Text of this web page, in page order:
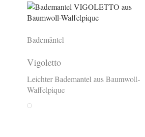
Bademäntel
Vigoletto
Leichter Bademantel aus Baumwoll-
Waffelpique
Weiss